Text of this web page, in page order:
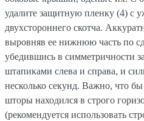
удалите защитную пленку (4) с
двухстороннего скотча.
выровняв ее нижнюю часть по
убедившись в симметричности
штапиками слева и справа, и
несколько секунд. Важно, что
шторы находился в строго
(рекомендуется использовать